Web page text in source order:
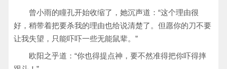
曾小雨的瞳孔开始收缩了，她沉声道：“这个理由很
好，稍带着把要杀我的理由也给说清楚了。但愿你的刀不要
让我失望，只能吓吓一些无能鼠辈。”
欧阳之乎道：“你也得提点神，要不然准得把你吓得摔